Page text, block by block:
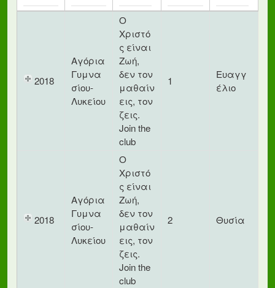
2018
Αγόρια
Γυμνα
σίου-
Λυκείου
Ο
Χριστό
ς είναι
Ζωή,
δεν τον
μαθαίν
εις, τον
ζεις.
Join the
club
1
Ευαγγ
έλιο
2018
Αγόρια
Γυμνα
σίου-
Λυκείου
Ο
Χριστό
ς είναι
Ζωή,
δεν τον
μαθαίν
εις, τον
ζεις.
Join the
club
2 Θυσία